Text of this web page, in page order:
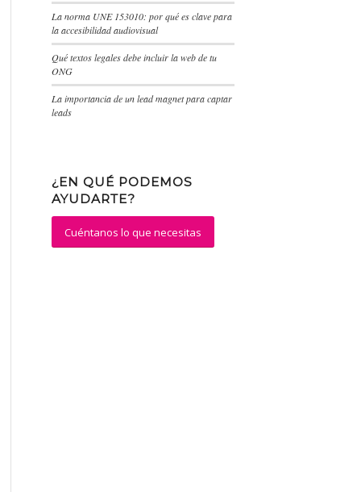
La norma UNE 153010: por qué es clave para
la accesibilidad audiovisual
Qué textos legales debe incluir la web de tu
ONG
La importancia de un lead magnet para captar
leads
¿EN QUÉ PODEMOS
AYUDARTE?
Cuéntanos lo que necesitas